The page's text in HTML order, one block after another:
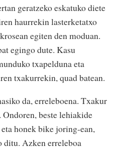
geratzeko eskatuko diete
haurrekin lasterketatxo
egiten den moduan.
egingo dute. Kasu
txapelduna eta
txakurrekin, quad batean.
da, erreleboena. Txakur
beste lehiakide
honek bike joring-ean,
ditu. Azken erreleboa